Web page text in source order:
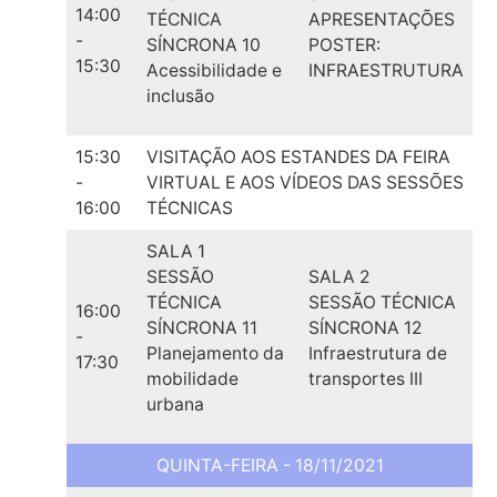
14:00
-
15:30
TÉCNICA
SÍNCRONA 10
Acessibilidade e
inclusão
APRESENTAÇÕES
POSTER:
INFRAESTRUTURA
15:30
-
16:00
VISITAÇÃO AOS ESTANDES DA FEIRA
VIRTUAL E AOS VÍDEOS DAS SESSÕES
TÉCNICAS
16:00
-
17:30
SALA 1
SESSÃO
TÉCNICA
SÍNCRONA 11
Planejamento da
mobilidade
urbana
SALA 2
SESSÃO TÉCNICA
SÍNCRONA 12
Infraestrutura de
transportes III
QUINTA-FEIRA - 18/11/2021